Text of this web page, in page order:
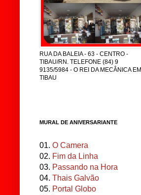
RUA DA BALEIA - 63 - CENTRO -
TIBAU/RN. TELEFONE (84) 9
9135/5984 - O REI DA MECÂNICA EM
TIBAU
MURAL DE ANIVERSARIANTE
01. O Camera
02. Fim da Linha
03. Passando na Hora
04. Thais Galvão
05. Portal Globo